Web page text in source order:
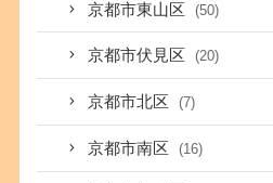
京都市東山区 (50)
京都市伏見区 (20)
京都市北区 (7)
京都市南区 (16)